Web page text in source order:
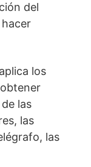
del
los
las
las
las